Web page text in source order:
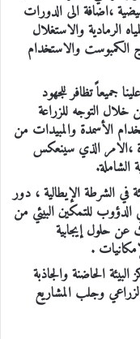
،اضافة الى الدورات
الرمادية والاستغلال
الكمبوست والاستخدام
جميعاً تظافر للجهود
التوجه للزراعة
الأسمدة والمبيدات من
،الامر الذي سينعكس
الشاملة.
في الشرطة الإيطالية ، دور
الدؤوب للتمكين البيئي من
عن حلول إيجابية
.
البيئة الحاضنة والجاذبة
الزراعي وجلب المشاريع